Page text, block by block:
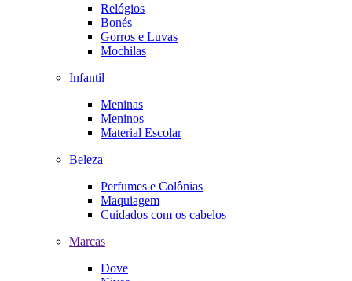
Relógios
Bonés
Gorros e Luvas
Mochilas
Infantil
Meninas
Meninos
Material Escolar
Beleza
Perfumes e Colônias
Maquiagem
Cuidados com os cabelos
Marcas
Dove